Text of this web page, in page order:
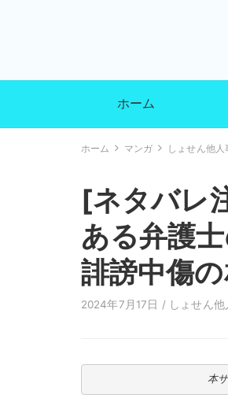
ホーム
ホーム マンガ しょせん他
[ネタバレ
ある弁護
誹謗中傷の
2024年7月17日 / しょせん
本